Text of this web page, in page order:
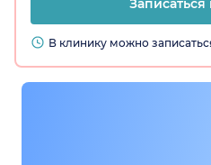
В клинику можно